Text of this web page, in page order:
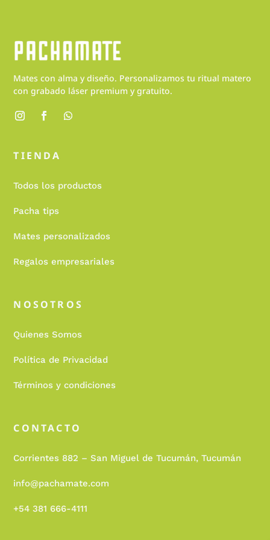
Mates con alma y diseño. Personalizamos tu ritual matero
con grabado láser premium y gratuito.
TIENDA
Todos los productos
Pacha tips
Mates personalizados
Regalos empresariales
NOSOTROS
Quienes Somos
Política de Privacidad
Términos y condiciones
CONTACTO
Corrientes 882 – San Miguel de Tucumán, Tucumán
info@pachamate.com
+54 381 666-4111